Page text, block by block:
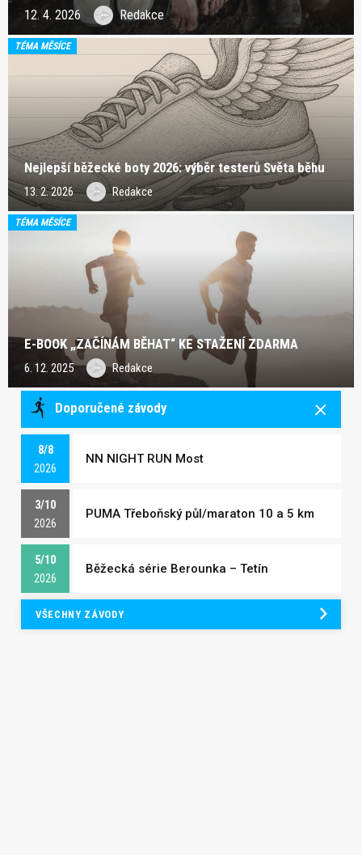
12. 4. 2026 Redakce
TÉMA MĚSÍCE
Nejlepší běžecké boty 2026: výběr testerů Světa běhu
13. 2. 2026 Redakce
TÉMA MĚSÍCE
E-BOOK „ZAČÍNÁM BĚHAT“ KE STAŽENÍ ZDARMA
6. 12. 2025 Redakce
Doporučené závody
8/8
2026
NN NIGHT RUN Most
3/10
2026
PUMA Třeboňský půl/maraton 10 a 5 km
5/10
2026
Běžecká série Berounka – Tetín
VŠECHNY ZÁVODY